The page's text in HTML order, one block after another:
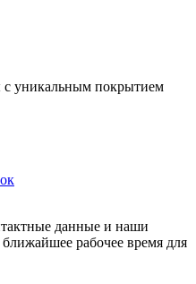
с уникальным покрытием
данные и наши
рабочее время для